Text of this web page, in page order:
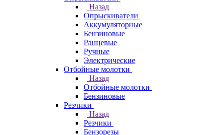
Назад
Опрыскиватели
Аккумуляторные
Бензиновые
Ранцевые
Ручные
Электрические
Отбойные молотки
Назад
Отбойные молотки
Бензиновые
Резчики
Назад
Резчики
Бензорезы